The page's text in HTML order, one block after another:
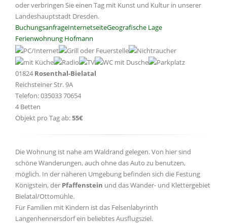
oder verbringen Sie einen Tag mit Kunst und Kultur in unserer
Landeshauptstadt Dresden.
BuchungsanfrageInternetseiteGeografische Lage
Ferienwohnung Hofmann
01824 Rosenthal-Bielatal
Reichsteiner Str. 9A
Telefon: 035033 70654
4 Betten
Objekt pro Tag ab:55€
Die Wohnung ist nahe am Waldrand gelegen. Von hier sind
schöne Wanderungen, auch ohne das Auto zu benutzen,
möglich. In der näheren Umgebung befinden sich die Festung
Königstein, der Pfaffenstein und das Wander- und Klettergebiet
Bielatal/Ottomühle.
Für Familien mit Kindern ist das Felsenlabyrinth
Langenhennersdorf ein beliebtes Ausflugsziel.